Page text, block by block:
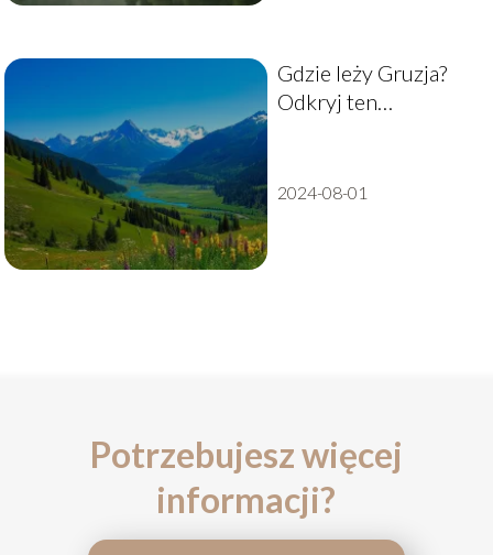
Gdzie leży Gruzja?
Odkryj ten
2024-08-01
Potrzebujesz więcej
informacji?